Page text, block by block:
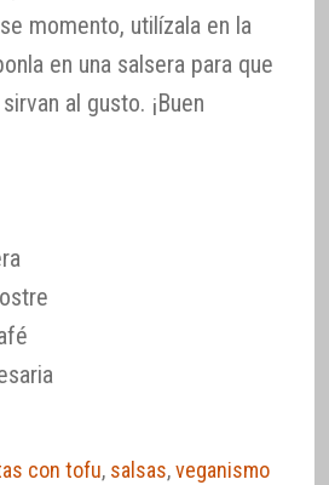
momento, utilízala en la
en una salsera para que
al gusto. ¡Buen
con tofu, salsas,veganismo